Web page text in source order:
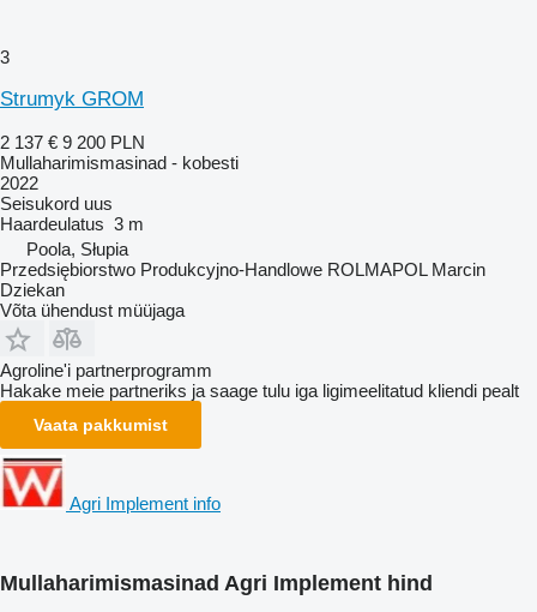
3
Strumyk GROM
2 137 € 9 200 PLN
Mullaharimismasinad - kobesti
2022
Seisukord uus
Haardeulatus 3 m
Poola, Słupia
Przedsiębiorstwo Produkcyjno-Handlowe ROLMAPOL Marcin
Dziekan
Võta ühendust müüjaga
Agroline'i partnerprogramm
Hakake meie partneriks ja saage tulu iga ligimeelitatud kliendi pealt
Vaata pakkumist
Agri Implement info
Mullaharimismasinad Agri Implement hind